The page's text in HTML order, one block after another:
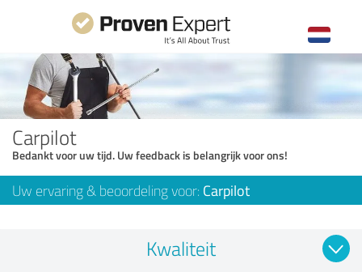
Carpilot
Bedankt voor uw tijd. Uw feedback is belangrijk voor ons!
Uw ervaring & beoordeling voor: Carpilot
Kwaliteit